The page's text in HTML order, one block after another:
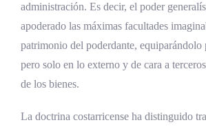
administración. Es decir, el poder
apoderado las máximas facultades
patrimonio del poderdante,
pero solo en lo externo y de cara a
de los bienes.
La doctrina costarricense ha distinguido